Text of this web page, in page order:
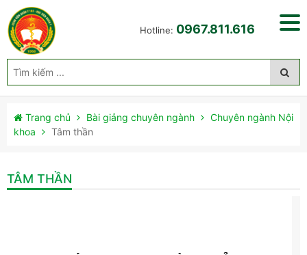
Hotline: 0967.811.616
Trang chủ Bài giảng chuyên ngành
Chuyên ngành Nội
khoa
Tâm thần
TÂM THẦN